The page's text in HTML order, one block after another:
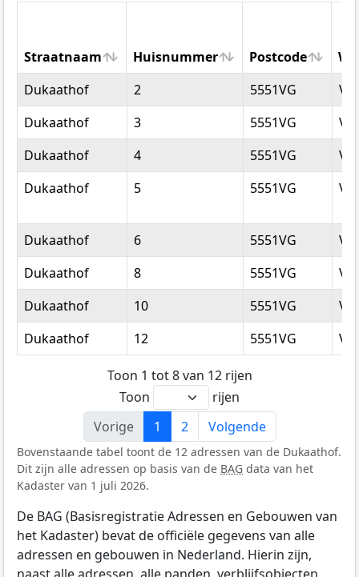
Straatnaam Huisnummer Postcode
Straatnaam
Huisnummer Postcode
Dukaathof 2 5551VG
Dukaathof
3 5551VG
Dukaathof
4 5551VG
Dukaathof
5 5551VG
Dukaathof 6 5551VG
Dukaathof
8 5551VG
Dukaathof
10 5551VG
Dukaathof
12 5551VG
Toon 1 tot 8 van 12 rijen
Toon
rijen
Vorige
1 2 Volgende
Bovenstaande tabel toont de 12 adressen van de Dukaathof.
Dit zijn alle adressen op basis van de BAG data van het
Kadaster van 1 juli 2026.
De BAG (Basisregistratie Adressen en Gebouwen van
het Kadaster) bevat de officiële gegevens van alle
adressen en gebouwen in Nederland. Hierin zijn,